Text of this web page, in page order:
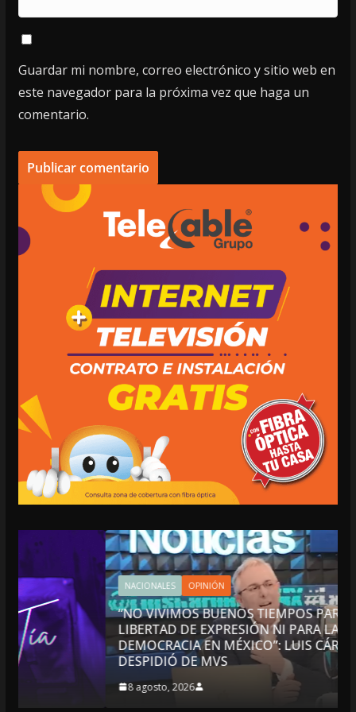
Guardar mi nombre, correo electrónico y sitio web en
este navegador para la próxima vez que haga un
comentario.
NACIONALES OPINIÓN
“NO VIVIMOS BUENOS TIEMPOS PARA LA
LIBERTAD DE EXPRESIÓN NI PARA LA
DEMOCRACIA EN MÉXICO”: LUIS CÁRDENAS; SE
DESPIDIÓ DE MVS
8 agosto, 2026